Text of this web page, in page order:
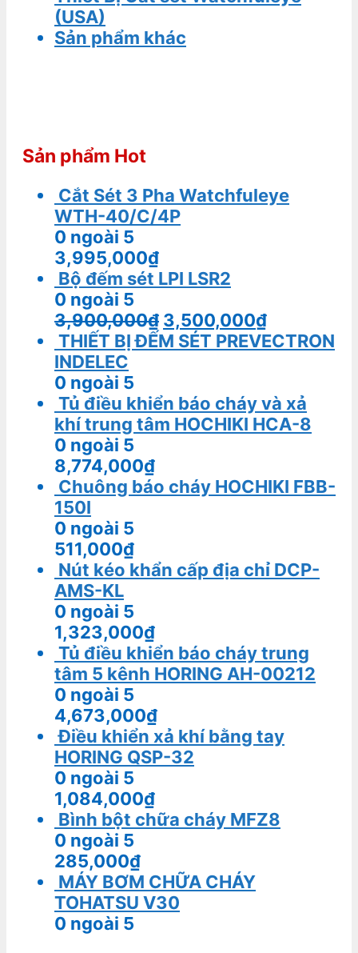
(USA)
Sản phẩm khác
Sản phẩm Hot
Cắt Sét 3 Pha Watchfuleye
WTH-40/C/4P
0 ngoài 5
3,995,000₫
Bộ đếm sét LPI LSR2
0 ngoài 5
3,900,000₫ 3,500,000₫
THIẾT BỊ ĐẾM SÉT PREVECTRON
INDELEC
0 ngoài 5
Tủ điều khiển báo cháy và xả
khí trung tâm HOCHIKI HCA-8
0 ngoài 5
8,774,000₫
Chuông báo cháy HOCHIKI FBB-
150I
0 ngoài 5
511,000₫
Nút kéo khẩn cấp địa chỉ DCP-
AMS-KL
0 ngoài 5
1,323,000₫
Tủ điều khiển báo cháy trung
tâm 5 kênh HORING AH-00212
0 ngoài 5
4,673,000₫
Điều khiển xả khí bằng tay
HORING QSP-32
0 ngoài 5
1,084,000₫
Bình bột chữa cháy MFZ8
0 ngoài 5
285,000₫
MÁY BƠM CHỮA CHÁY
TOHATSU V30
0 ngoài 5